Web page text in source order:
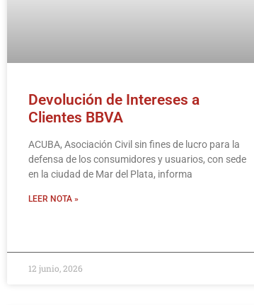
Devolución de Intereses a
Clientes BBVA
ACUBA, Asociación Civil sin fines de lucro para la
defensa de los consumidores y usuarios, con sede
en la ciudad de Mar del Plata, informa
LEER NOTA »
12 junio, 2026